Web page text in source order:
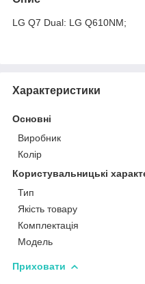
LG Q7 Dual: LG Q610NM;
Характеристики
Основні
Виробник
Колір
Користувальницькі
Тип
Якість товару
Комплектація
Мoдель
Приховати